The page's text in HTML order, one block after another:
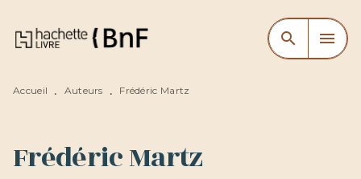
MENU RECHERCHE
CONTENU
search menu
Accueil • Auteurs • Frédéric Martz
Frédéric Martz